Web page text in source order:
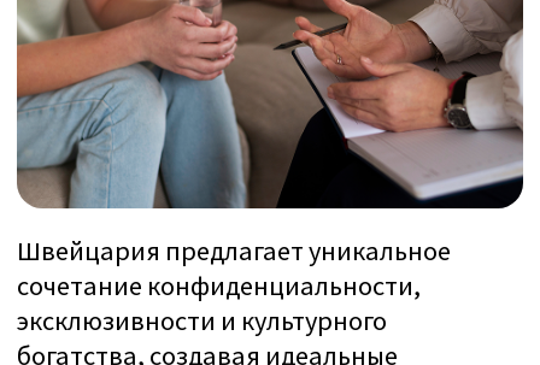
SwissMedExpert – это
профессиональная медицинская
консьерж-компания, которая
организует лечение в
клиникахШвейцарии под
руководствомпрофессоров с
мировым именем.